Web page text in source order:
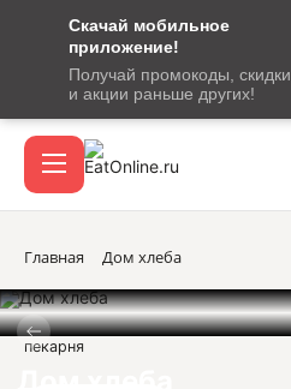
Скачай мобильное
приложение!
Получай промокоды, скидки
и акции раньше других!
сообщение
кодом
подтверждения
Вход / регистрация
Акции
Главная Дом хлеба
пекарня